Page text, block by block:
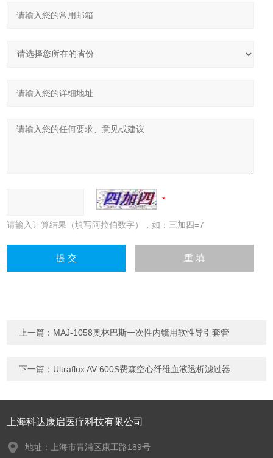
请输入计算结果（填写阿拉伯数字），如：三加四=7
上一篇： MAJ-1058奥林巴斯一次性内镜用软性导引套管
下一篇： Ultraflux AV 600S费森空心纤维血液透析滤过器
上海科达康启医疗科技有限公司
地址：上海市青浦区康工路189号